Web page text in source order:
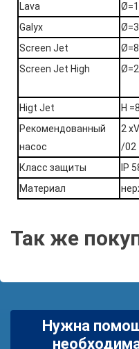
Lava
Galyx
Screen Jet
Screen Jet High
Higt Jet
H
Рекомендованный
насос
2
/02
Класс защиты
IP
Материал
Так же
Нужна